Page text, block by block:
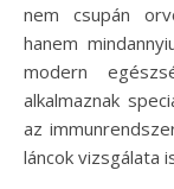
nem csupán
hanem
modern
alkalmaznak
az
láncok vizsgálata